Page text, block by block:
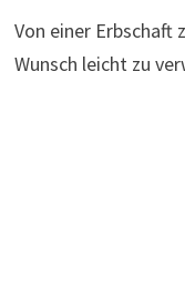
Von einer Erbschaft
Wunsch leicht zu